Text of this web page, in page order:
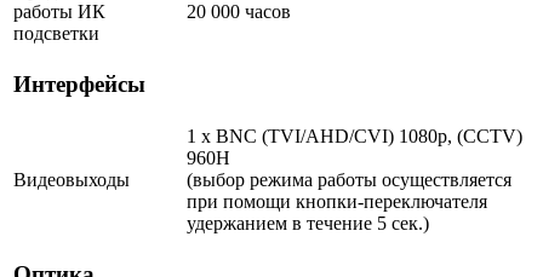
работы ИК
подсветки
20 000 часов
Интерфейсы
Видеовыходы
1 x BNC (TVI/AHD/CVI) 1080p, (CCTV)
960H
(выбор режима работы осуществляется
при помощи кнопки-переключателя
удержанием в течение 5 сек.)